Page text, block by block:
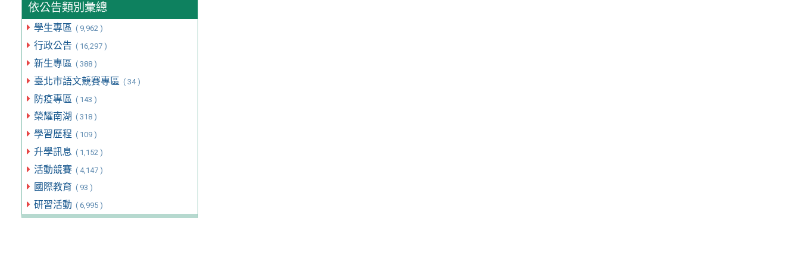
依公告類別彙總
學生專區 ( 9,962 )
行政公告 ( 16,297 )
新生專區 ( 388 )
臺北市語文競賽專區 ( 34 )
防疫專區 ( 143 )
榮耀南湖 ( 318 )
學習歷程 ( 109 )
升學訊息 ( 1,152 )
活動競賽 ( 4,147 )
國際教育 ( 93 )
研習活動 ( 6,995 )